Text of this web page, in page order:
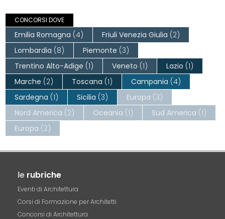
CONCORSI DOVE
Emilia Romagna (4) Friuli Venezia Giulia (2)
Lombardia (8) Piemonte (3)
Trentino Alto-Adige (1) Veneto (1) Lazio (1)
Marche (2) Toscana (1) Campania (4)
Sardegna (1) Sicilia (3) Europa (3)
Nord America (2) Oceania (1) Sud America (1)
Europa (2)
le rubriche
Eventi di Architettura
Corsi di Formazione per Architetti
Concorsi di Architettura